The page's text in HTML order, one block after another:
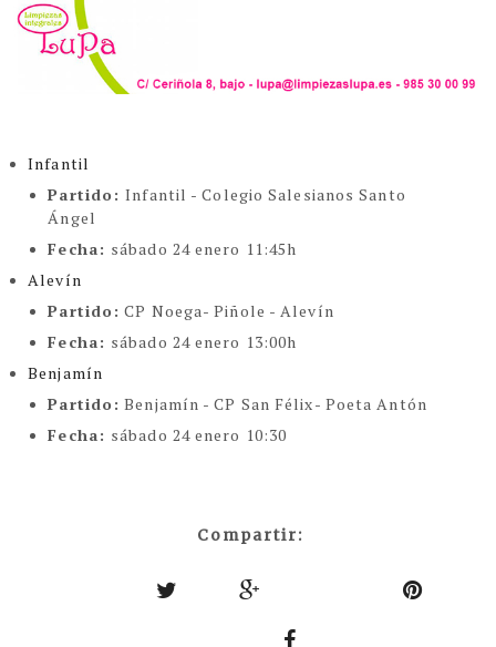
Infantil
Partido:Infantil - Colegio Salesianos Santo
Ángel
Fecha: sábado 24 enero 11:45h
Alevín
Partido: CP Noega- Piñole - Alevín
Fecha: sábado 24 enero 13:00h
Benjamín
Partido: Benjamín - CP San Félix- Poeta Antón
Fecha: sábado 24 enero 10:30
Compartir: